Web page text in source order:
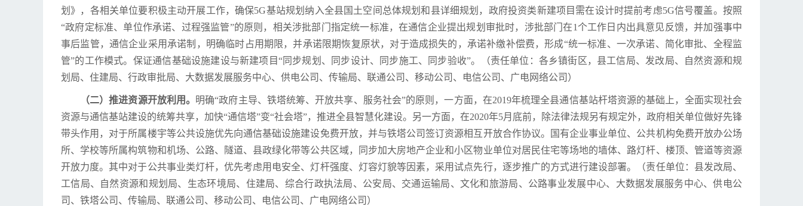
划》，各相关单位要积极主动开展工作，确保5G基站规划纳入全县国土空间总体规划和县详细规划，政府投资类新建项目需在设计时提前考虑5G信号覆盖。按照
“政府定标准、单位作承诺、过程强监管”的原则，相关涉批部门指定统一标准，在通信企业提出规划审批时，涉批部门在1个工作日内出具意见反馈，并加强事中
事后监管，通信企业采用承诺制，明确临时占用期限，并承诺限期恢复原状，对于造成损失的，承诺补缴补偿费，形成“统一标准、一次承诺、简化审批、全程监
管”的工作模式。保证通信基础设施建设与新建项目“同步规划、同步设计、同步施工、同步验收”。（责任单位：各乡镇街区，县工信局、发改局、自然资源和规
划局、住建局、行政审批局、大数据发展服务中心、供电公司、传输局、联通公司、移动公司、电信公司、广电网络公司）
（二）推进资源开放利用。 明确“政府主导、铁塔统筹、开放共享、服务社会”的原则，一方面，在2019年梳理全县通信基站杆塔资源的基础上，全面实现社会
资源与通信基站建设的统筹共享，加快“通信塔”变“社会塔”，推进全县智慧化建设。另一方面，在2020年5月底前，除法律法规另有规定外，政府相关单位做好先锋
带头作用，对于所属楼宇等公共设施优先向通信基础设施建设免费开放，并与铁塔公司签订资源相互开放合作协议。国有企业事业单位、公共机构免费开放办公场
所、学校等所属构筑物和机场、公路、隧道、县政绿化带等公共区域，同步加大房地产企业和小区物业单位对居民住宅等场地的墙体、路灯杆、楼顶、管道等资源
开放力度。其中对于公共事业类灯杆，优先考虑用电安全、灯杆强度、灯容灯貌等因素，采用试点先行，逐步推广的方式进行建设部署。（责任单位：县发改局、
工信局、自然资源和规划局、生态环境局、住建局、综合行政执法局、公安局、交通运输局、文化和旅游局、公路事业发展中心、大数据发展服务中心、供电公
司、铁塔公司、传输局、联通公司、移动公司、电信公司、广电网络公司）